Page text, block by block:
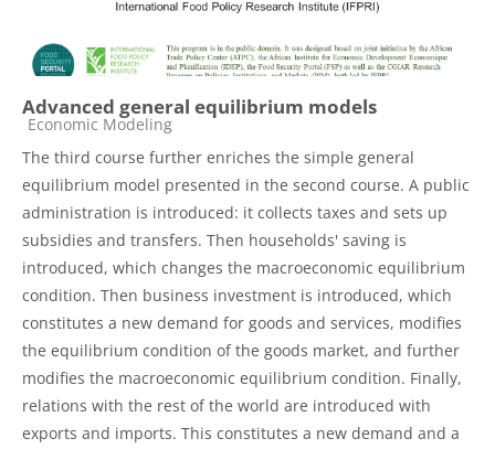
Advanced general equilibrium models
Catégorie de cours
Economic Modeling
The third course further enriches the simple general
equilibrium model presented in the second course. A public
administration is introduced: it collects taxes and sets up
subsidies and transfers. Then households' saving is
introduced, which changes the macroeconomic equilibrium
condition. Then business investment is introduced, which
constitutes a new demand for goods and services, modifies
the equilibrium condition of the goods market, and further
modifies the macroeconomic equilibrium condition. Finally,
relations with the rest of the world are introduced with
exports and imports. This constitutes a new demand and a